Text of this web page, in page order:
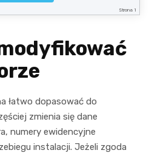
oraz że znany jest mi cel wykonania
………………………………….
podpis właściciela nieruchomości
wodociągowego.
Strona 1
łatwo dopasować do
zmienia się dane
numery ewidencyjne
instalacji. Jeżeli zgoda